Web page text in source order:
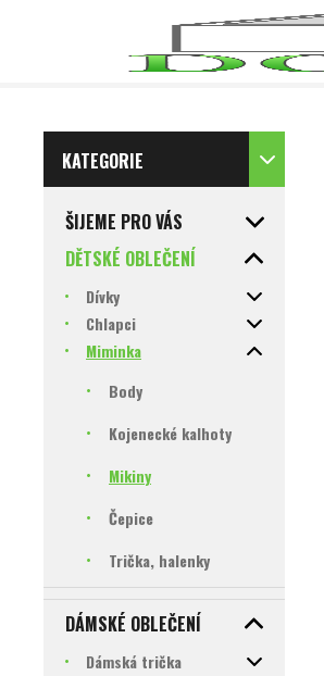
KATEGORIE
ŠIJEME PRO VÁS
DĚTSKÉ OBLEČENÍ
Dívky
Chlapci
Miminka
Body
Kojenecké kalhoty
Mikiny
Čepice
Trička, halenky
DÁMSKÉ OBLEČENÍ
Dámská trička